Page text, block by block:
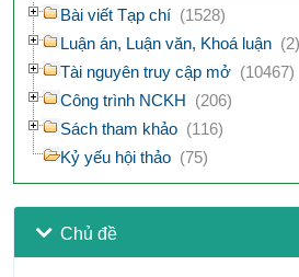
Bài viết Tạp chí (1528)
Luận án, Luận văn, Khoá luận (2)
Tài nguyên truy cập mở (10467)
Công trình NCKH (206)
Sách tham khảo (116)
Kỷ yếu hội thảo (75)
Chủ đề